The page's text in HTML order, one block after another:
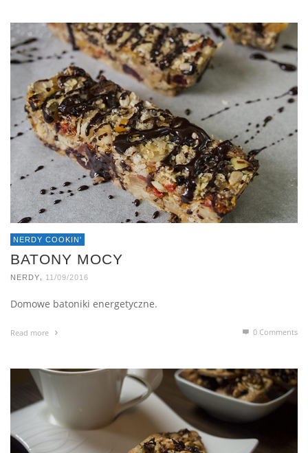
NERDY COOKIN'
BATONY MOCY
NERDY 11/09/2016
Domowe batoniki energetyczne.
Read more 0 Comments